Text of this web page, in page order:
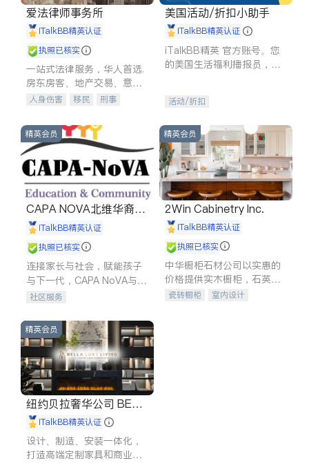
爱法律师事务所
iTalkBB精英认证
执照已核实
一站式法律服务，华人首选.
房东房客、地产交易、意外
伤害、车祸重伤、商业诉
建筑合同、刑事案件全包办
人身伤害 移民
刑事
信托/遗嘱
商业
索赔
律师-其它 保释
美国活动/折扣小助手
iTalkBB精英认证
iTalkBB精英 官方账号。您
的美国生活福利播报员，精
专属福利。
活动/折扣
精英会员
CAPA NOVA北维华裔家
长会iTalkBB精英认证
执照已核实
连接家长与社会，赋能孩子
与下一代，CAPA NoVA与您
携手建设包容、公平、充满
社区服务
精英会员
2Win Cabinetry Inc.
iTalkBB精英认证
执照已核实
中华橱柜石材公司以实惠的
价格提供实木橱柜，石英石
台面，多种优质不锈钢水
瓷砖橱柜
室内设计
精英会员
纽约贝拉奢华公司 BELL
A LUXE
iTalkBB精英认证
设计、制造、安装一体化，
打造高端定制家具和商业空